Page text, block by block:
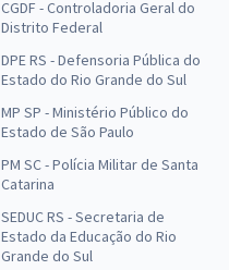
CGDF - Controladoria Geral do
Distrito Federal
DPE RS - Defensoria Pública do
Estado do Rio Grande do Sul
MP SP - Ministério Público do
Estado de São Paulo
PM SC - Polícia Militar de Santa
Catarina
SEDUC RS - Secretaria de
Estado da Educação do Rio
Grande do Sul